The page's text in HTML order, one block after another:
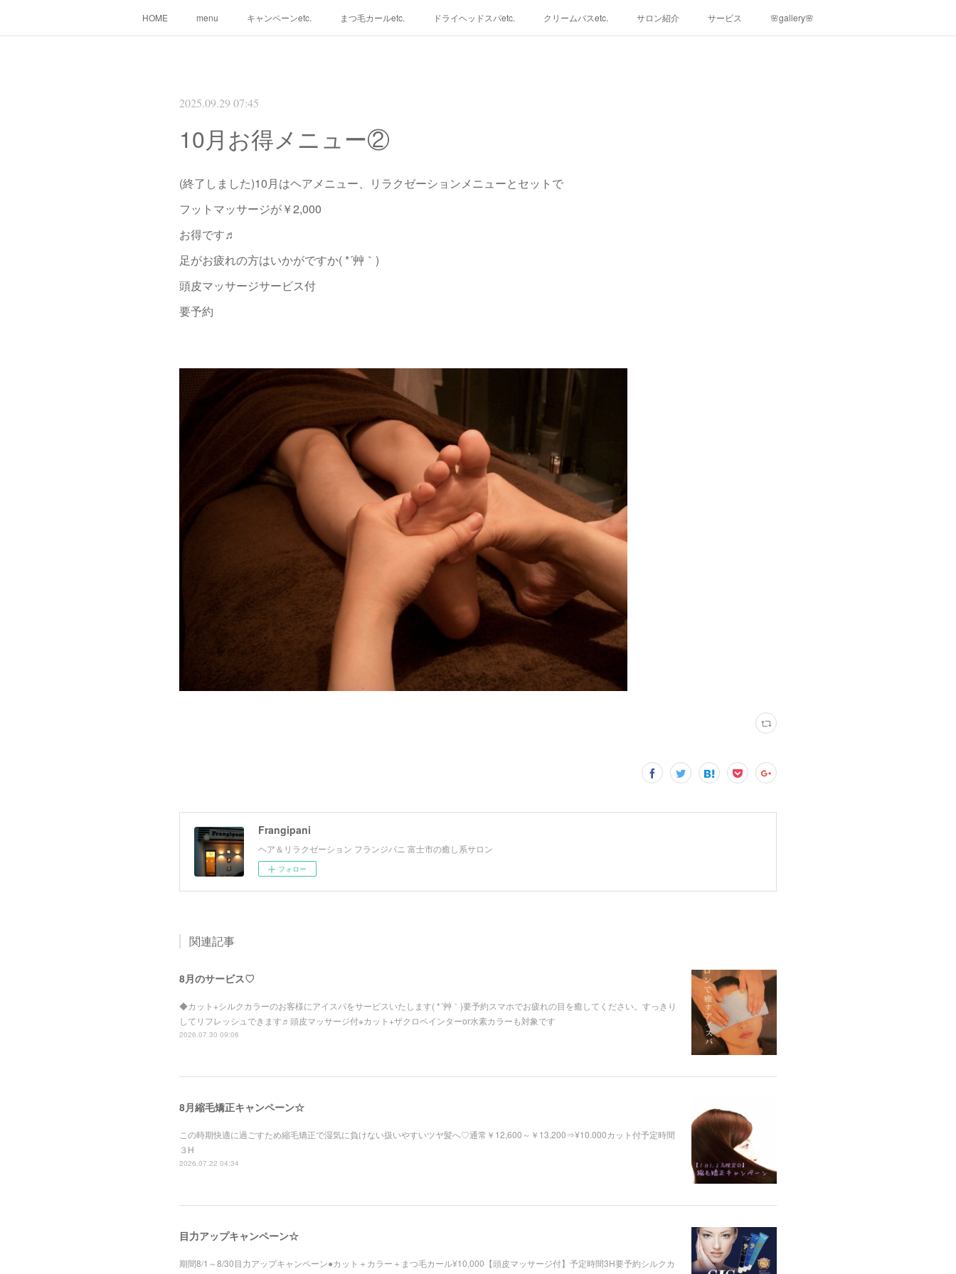
HOME menu キャンペーンetc. まつ毛カールetc. ドライヘッドスパetc. クリームバスetc. サロン紹介 サービス 🌸gallery🌸
2025.09.29 07:45
10月お得メニュー②
(終了しました)10月はヘアメニュー、リラクゼーションメニューとセットで
フットマッサージが￥2,000
お得です♬
足がお疲れの方はいかがですか( *´艸｀)
頭皮マッサージサービス付
要予約
Frangipani
ヘア＆リラクゼーション フランジパニ 富士市の癒し系サロン
フォロー
関連記事
8月のサービス♡
◆カット+シルクカラーのお客様にアイスパをサービスいたします( *´艸｀)要予約スマホでお疲れの目を癒してください。すっきり
してリフレッシュできます♬頭皮マッサージ付※カット+ザクロペインターor水素カラーも対象です
2026.07.30 09:06
8月縮毛矯正キャンペーン☆
この時期快適に過ごすため縮毛矯正で湿気に負けない扱いやすいツヤ髪へ♡通常￥12,600～￥13,200⇒¥10.000カット付予定時間
３H
2026.07.22 04:34
目力アップキャンペーン☆
期間8/1～8/30目力アップキャンペーン●カット＋カラー＋まつ毛カール¥10,000【頭皮マッサージ付】予定時間3H要予約シルクカ